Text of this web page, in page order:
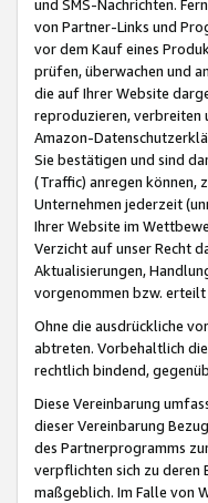
und SMS-Nachrichten.
von Partner-Links und
vor dem Kauf eines
prüfen, überwachen und
die auf Ihrer Website
reproduzieren, verbreiten
Amazon-
Sie bestätigen und sind
(Traffic) anregen können,
Unternehmen jederzeit
Ihrer Website im
Verzicht auf unser Recht
Aktualisierungen,
vorgenommen bzw.
Ohne die ausdrückliche
abtreten. Vorbehaltlich
rechtlich bindend,
Diese Vereinbarung
dieser Vereinbarung
des Partnerprogramms
verpflichten sich zu deren
maßgeblich. Im Falle von